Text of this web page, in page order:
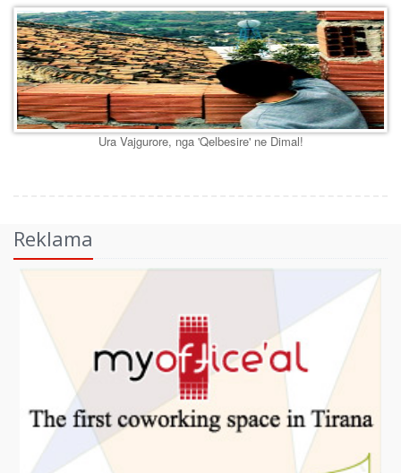
Ura Vajgurore, nga 'Qelbesire' ne Dimal!
Reklama